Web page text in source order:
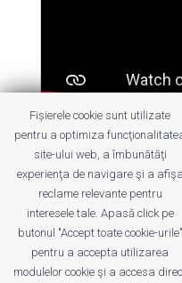
Dansons la
by cuca | 13 Sep 2012
Fișierele cookie sunt utilizate
pentru a optimiza
site-ului web, a îmbunătăţi
experienţa de navigare şi a afişa
reclame relevante pentru
interesele tale. Apasă click pe
butonul "Accept toate cookie-urile"
pentru a accepta utilizarea
modulelor cookie şi a accesa